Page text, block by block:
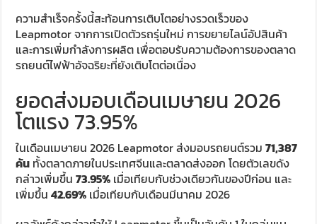
ความสำเร็จครั้งนี้สะท้อนการเติบโตอย่างรวดเร็วของ
Leapmotor จากการเปิดตัวรถรุ่นใหม่ การขยายไลน์อัปสินค้า
และการเพิ่มกำลังการผลิต เพื่อตอบรับความต้องการของตลาด
รถยนต์ไฟฟ้าอัจฉริยะที่ยังเติบโตต่อเนื่อง
ยอดส่งมอบเดือนเมษายน 2026
โตแรง 73.95%
ในเดือนเมษายน 2026 Leapmotor ส่งมอบรถยนต์รวม71,387
คัน ทั้งตลาดภายในประเทศจีนและตลาดส่งออก โดยตัวเลขดัง
กล่าวเพิ่มขึ้น73.95% เมื่อเทียบกับช่วงเดียวกันของปีก่อน และ
เพิ่มขึ้น42.69% เมื่อเทียบกับเดือนมีนาคม 2026